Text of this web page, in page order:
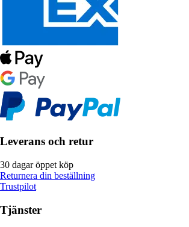
Leverans och retur
30 dagar öppet köp
Returnera din beställning
Trustpilot
Tjänster